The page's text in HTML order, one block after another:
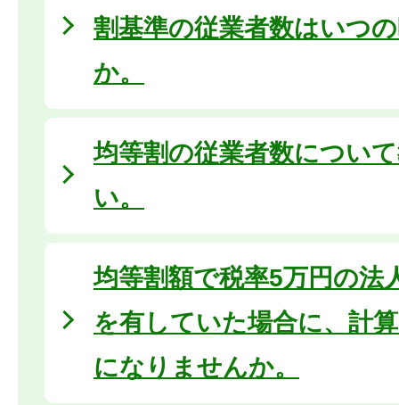
割基準の従業者数はいつ
か。
均等割の従業者数につい
い。
均等割額で税率5万円の法
を有していた場合に、計
になりませんか。